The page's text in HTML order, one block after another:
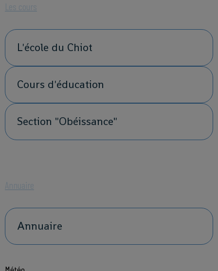
Les cours
L'école du Chiot
Cours d'éducation
Section "Obéissance"
Annuaire
Annuaire